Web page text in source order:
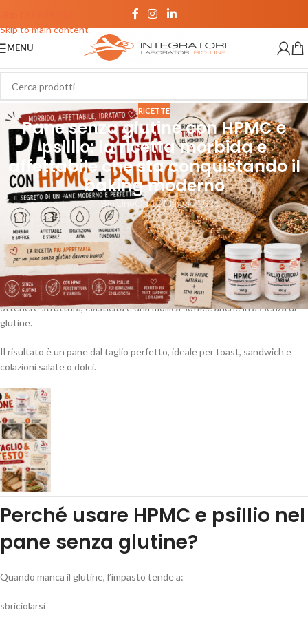
Skip to main content
MENU
RICETTE
Pane senza glutine con HPMC e
psillio: la ricetta morbida e
affettabile che sta conquistando il
baking moderno
Bio LineOn 12 Maggio 2026
Negli ultimi anni il pane senza glutine è cambiato completamente. Oggi
non si cerca più soltanto un’alternativa “senza”, ma un pane davvero
buono: morbido, affettabile, stabile e piacevole anche il giorno dopo.
Tra le ricette più apprezzate del momento c’è il pane in cassetta ad alta
idratazione con HPMC e psillio, due ingredienti tecnici che aiutano a
ottenere struttura, elasticità e una mollica soffice anche in assenza di
glutine.
Il risultato è un pane dal taglio perfetto, ideale per toast, sandwich e
colazioni salate o dolci.
Perché usare HPMC e psillio nel
pane senza glutine?
Quando manca il glutine, l’impasto tende a:
sbriciolarsi